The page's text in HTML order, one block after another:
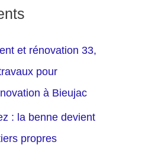
et rénovation 33,
pour
à Bieujac
: la benne devient
propres